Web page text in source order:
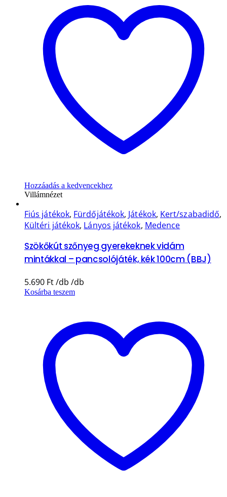
Hozzáadás a kedvencekhez
Villámnézet
Fiús játékok, Fürdőjátékok, Játékok, Kert/szabadidő,
Kültéri játékok, Lányos játékok, Medence
Szökőkút szőnyeg gyerekeknek vidám
mintákkal – pancsolójáték, kék 100cm (BBJ)
5.690 Ft
Kosárba teszem